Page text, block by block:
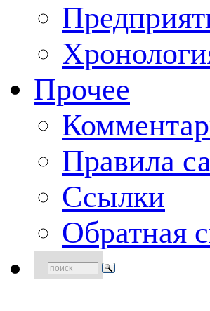
Прочее
Правила
Ссылки
Обратная